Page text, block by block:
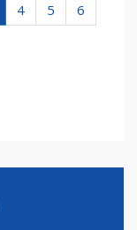
4 5
6